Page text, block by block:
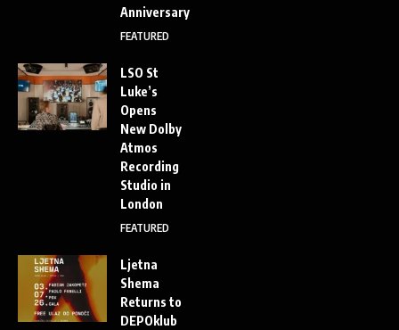
Anniversary
FEATURED
LSO St
Luke’s
Opens
New Dolby
Atmos
Recording
Studio in
London
FEATURED
Ljetna
Shema
Returns to
DEPOklub